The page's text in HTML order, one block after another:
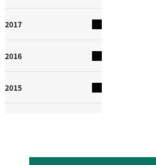
2017
2016
2015